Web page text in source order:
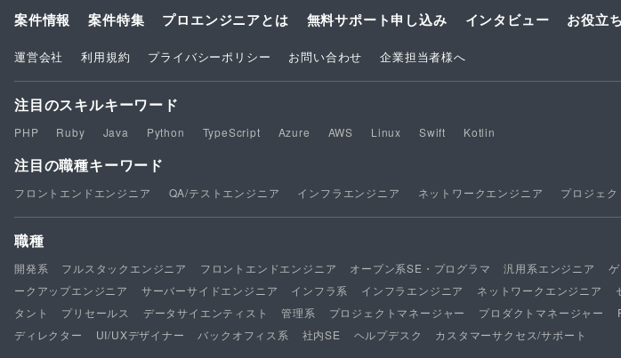
案件情報 案件特集 プロエンジニアとは 無料サポート申し込み インタビュー お役立
運営会社 利用規約 プライバシーポリシー お問い合わせ 企業担当者様へ
注目のスキルキーワード
PHP Ruby Java Python TypeScript Azure AWS Linux Swift Kotlin
注目の職種キーワード
フロントエンドエンジニア QA/テストエンジニア インフラエンジニア ネットワークエンジニア プロジェク
職種
開発系 フルスタックエンジニア フロントエンドエンジニア オープン系SE・プログラマ 汎用系エンジニア
ークアップエンジニア
サーバーサイドエンジニア インフラ系 インフラエンジニア ネットワークエンジニア
タント
プリセールス データサイエンティスト 管理系 プロジェクトマネージャー プロダクトマネージャー
ディレクター
UI/UXデザイナー バックオフィス系 社内SE ヘルプデスク カスタマーサクセス/サポート